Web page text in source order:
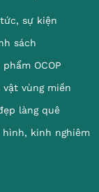
sự kiện
sách
phẩm OCOP
vật vùng miền
làng quê
hình, kinh nghiêm